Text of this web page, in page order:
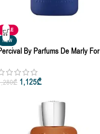
SALE
NEW
By Parfums De Marly For
125ml
₾ 1,125₾